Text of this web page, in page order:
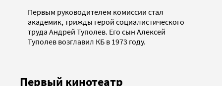
Первым руководителем комиссии стал
академик, трижды герой социалистического
труда Андрей Туполев. Его сын Алексей
Туполев возглавил КБ в 1973 году.
Первый кинотеатр